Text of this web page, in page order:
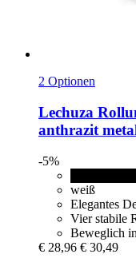
2 Optionen
Lechuza
anthrazit
-5%
weiß
Elegantes
Vier stabile
Beweglich
€ 28,96 € 30,49